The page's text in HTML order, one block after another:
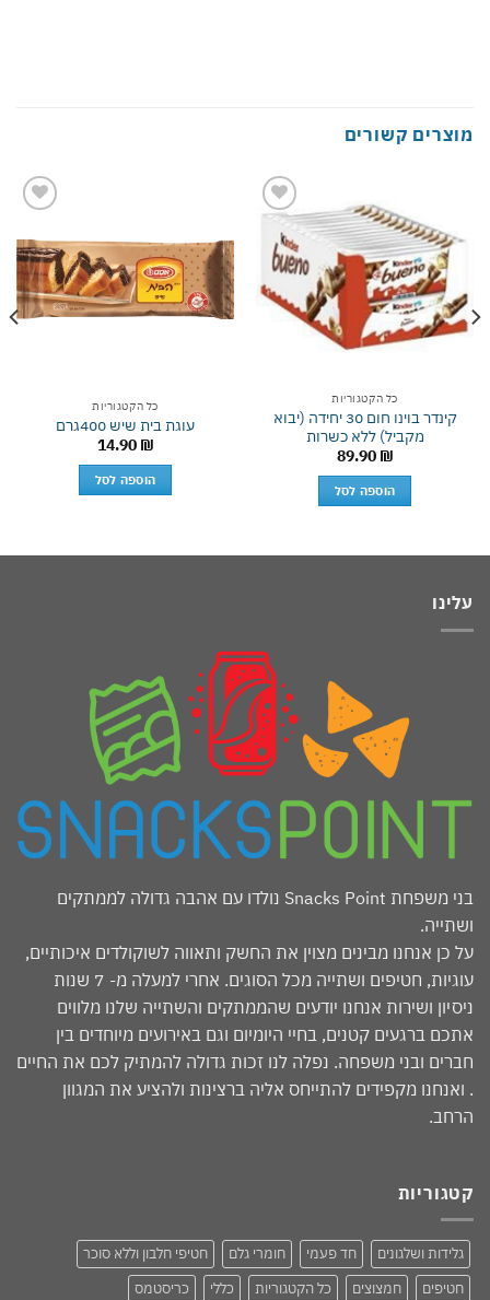
מוצרים קשורים
Add to
wishlist
כל הקטגוריות
קינדר בוינו חום 30 יחידה (יבוא
מקביל) ללא כשרות
89.90 ₪
הוספה לסל
wishlist
כל הקטגוריות
עוגת בית שיש 400גרם
14.90 ₪
הוספה לסל
עלינו
בני משפחת Snacks Point נולדו עם אהבה גדולה לממתקים
ושתייה.
על כן אנחנו מבינים מצוין את החשק ותאווה לשוקולדים איכותיים,
עוגיות, חטיפים ושתייה מכל הסוגים. אחרי למעלה מ- 7 שנות
ניסיון ושירות אנחנו יודעים שהממתקים והשתייה שלנו מלווים
אתכם ברגעים קטנים, בחיי היומיום וגם באירועים מיוחדים בין
חברים ובני משפחה. נפלה לנו זכות גדולה להמתיק לכם את החיים
. ואנחנו מקפידים להתייחס אליה ברצינות ולהציע את המגוון
הרחב.
קטגוריות
גלידות ושלגונים חד פעמי חומרי גלם
חטיפי חלבון וללא סוכר
חטיפים
חמצוצים כל הקטגוריות כללי
כריסטמס